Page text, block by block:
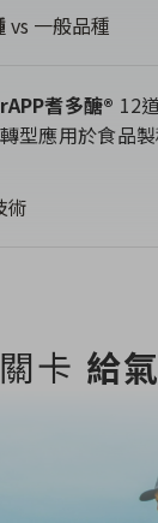
vs 一般品種
rAPP耆多醣® 12
型應用於食品
術
卡 給